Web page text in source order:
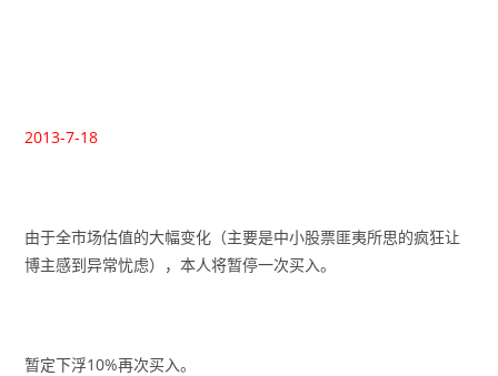
2013-7-18
由于全市场估值的大幅变化（主要是中小股票匪夷所思的疯狂让
博主感到异常忧虑），本人将暂停一次买入。
暂定下浮10%再次买入。